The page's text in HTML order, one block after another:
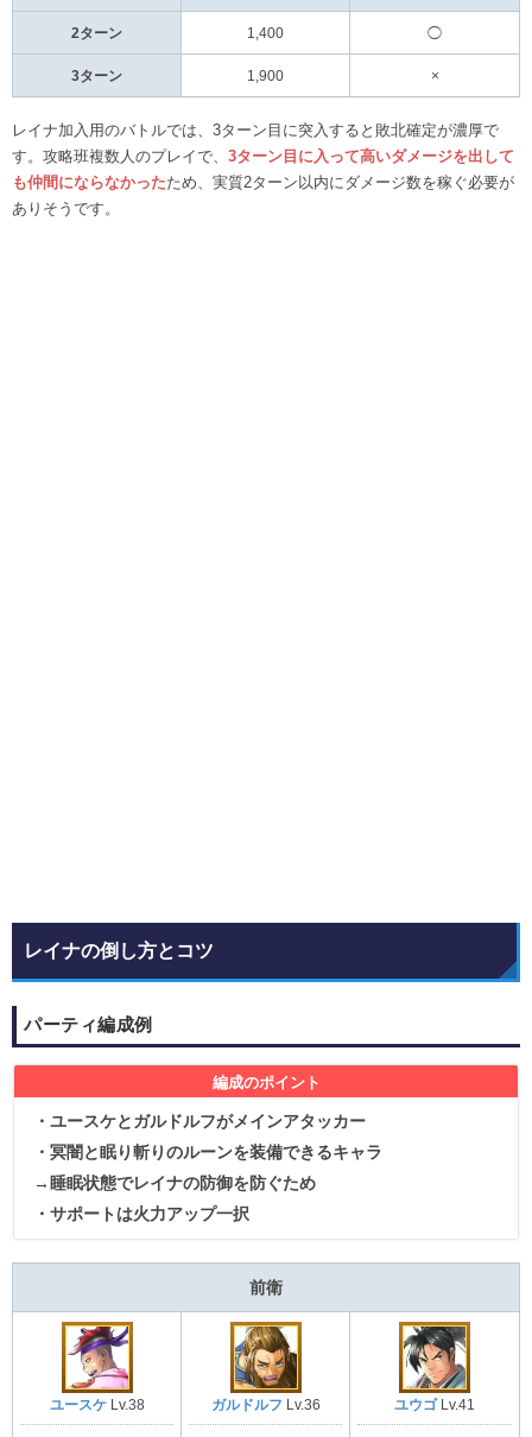
2ターン 1,400 ◯
3ターン 1,900 ×
レイナ加入用のバトルでは、3ターン目に突入すると敗北確定が濃厚で
す。攻略班複数人のプレイで、 3ターン目に入って高いダメージを出して
も仲間にならなかったため、実質2ターン以内にダメージ数を稼ぐ必要が
ありそうです。
レイナの倒し方とコツ
パーティ編成例
編成のポイント
・ユースケとガルドルフがメインアタッカー
・冥闇と眠り斬りのルーンを装備できるキャラ
→睡眠状態でレイナの防御を防ぐため
・サポートは火力アップ一択
前衛
ユースケLv.38 ガルドルフ Lv.36 ユウゴ Lv.41